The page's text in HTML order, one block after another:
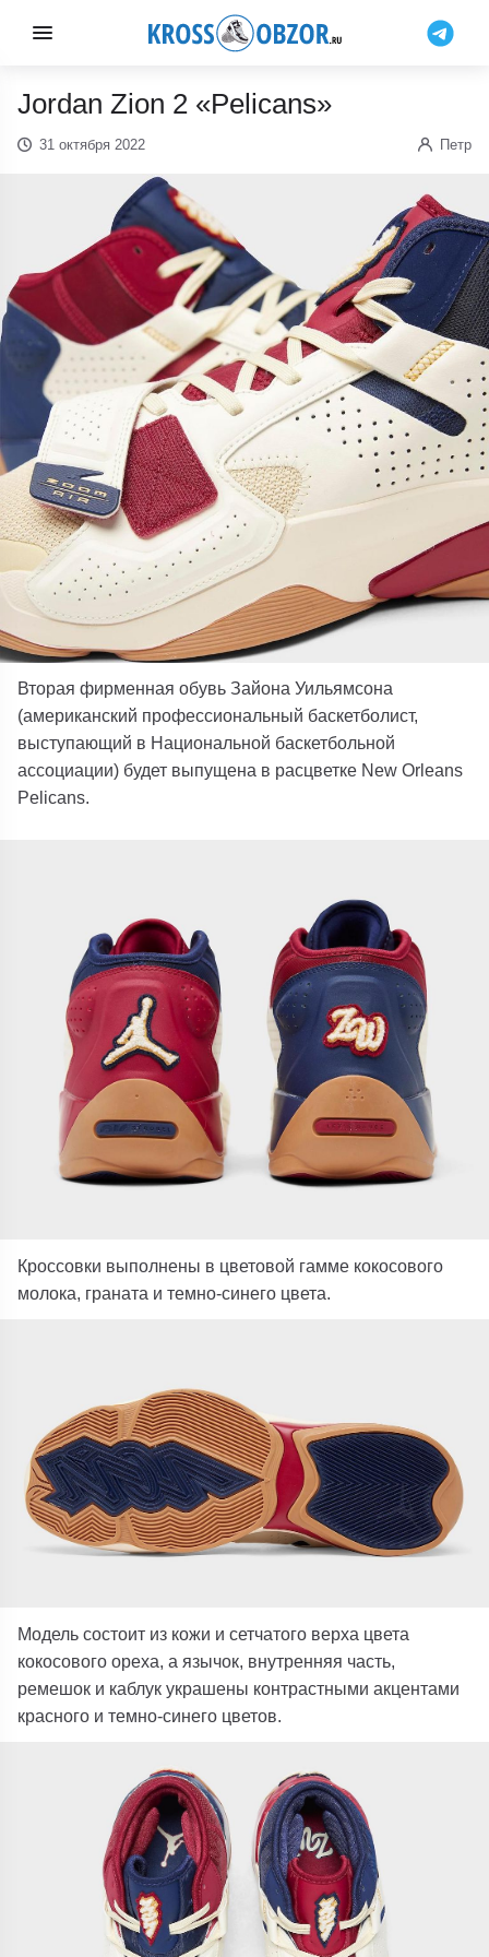
Jordan Zion 2 «Pelicans»
31 октября 2022 Петр
Вторая фирменная обувь Зайона Уильямсона
(американский профессиональный баскетболист,
выступающий в Национальной баскетбольной
ассоциации) будет выпущена в расцветке New Orleans
Pelicans.
Кроссовки выполнены в цветовой гамме кокосового
молока, граната и темно-синего цвета.
Модель состоит из кожи и сетчатого верха цвета
кокосового ореха, а язычок, внутренняя часть,
ремешок и каблук украшены контрастными акцентами
красного и темно-синего цветов.